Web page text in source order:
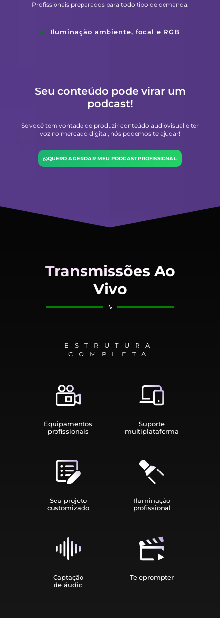
Profissionais preparados para todo tipo de demanda.
Iluminação ambiente, focal e RGB
Seu conteúdo pode virar um
podcast!
Se você tem vontade de produzir conteúdo audiovisual e ter
voz no mercado digital, nós podemos te ajudar!
QUERO AGENDAR MEU PODCAST PROFISSIONAL
Transmissões Ao
Vivo
ESTRUTURA
COMPLETA
Equipamen­tos
profissionais
Suporte
multiplata­forma
Seu projeto
customizado
Iluminação
profissional
Captação
de áudio
Teleprompter